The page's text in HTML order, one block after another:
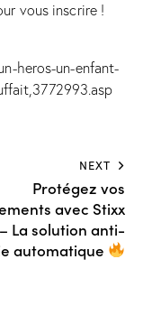
vous inscrire !
heros-un-enfant-
NEXT
Protégez vos
avec Stixx
La solution anti-
automatique